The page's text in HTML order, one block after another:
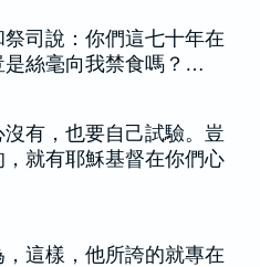
祭司說：你們這七十年在
是絲毫向我禁食嗎？…
有，也要自己試驗。豈
就有耶穌基督在你們心
這樣，他所誇的就專在